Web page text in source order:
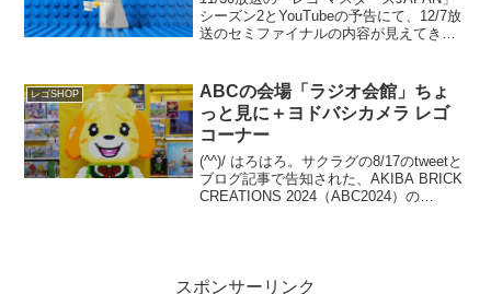
シーズン2とYouTubeの予告にて、12/7放
送のセミファイナルの内容が見えてきま
ンハーフ」に近く、乗り物の既存...
レゴSHOP
ABCの会場「ラジオ会館」ちょ
っと見に＋ヨドバシカメラ レゴ
コーナー
(^^)/ はろはろ。サクラグの8/17のtweetと
ブログ記事で告知された、AKIBA BRICK
CREATIONS 2024（ABC2024）の
スポンサーリンク